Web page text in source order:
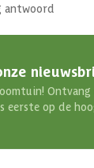
antwoord
Ontvang
eerste op de